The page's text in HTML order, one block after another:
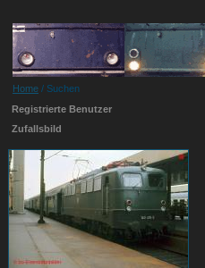
Home / Suchen
Registrierte Benutzer
Zufallsbild